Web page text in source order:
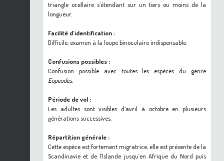
triangle ocellaire s’étendant sur un tiers ou moins de la
longueur.
Facilité d'identification :
Difficile, examen à la loupe binoculaire indispensable.
Confusions possibles :
Confusion possible avec toutes les espèces du genre
Eupeodes.
Période de vol :
Les adultes sont visibles d’avril à octobre en plusieurs
générations successives.
Répartition générale :
Cette espèce est fortement migratrice, elle est présente de la
Scandinavie et de l’Islande jusqu’en Afrique du Nord puis